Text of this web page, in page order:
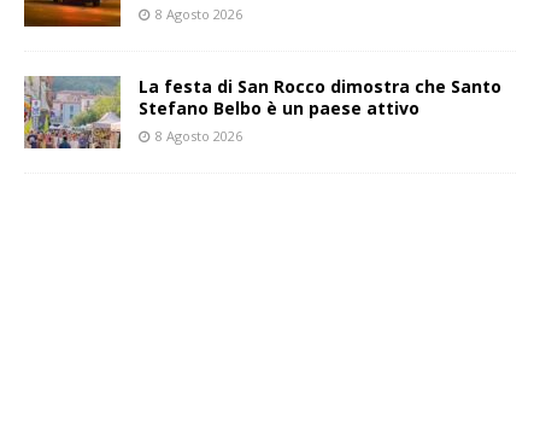
8 Agosto 2026
La festa di San Rocco dimostra che Santo
Stefano Belbo è un paese attivo
8 Agosto 2026